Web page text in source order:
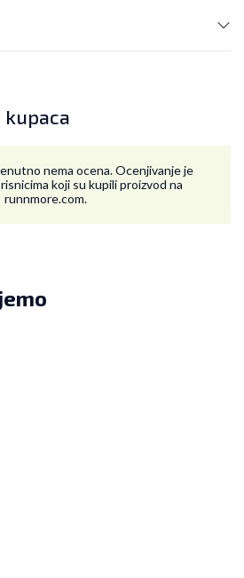
kupaca
nema ocena. Ocenjivanje je
koji su kupili proizvod na
runnmore.com.